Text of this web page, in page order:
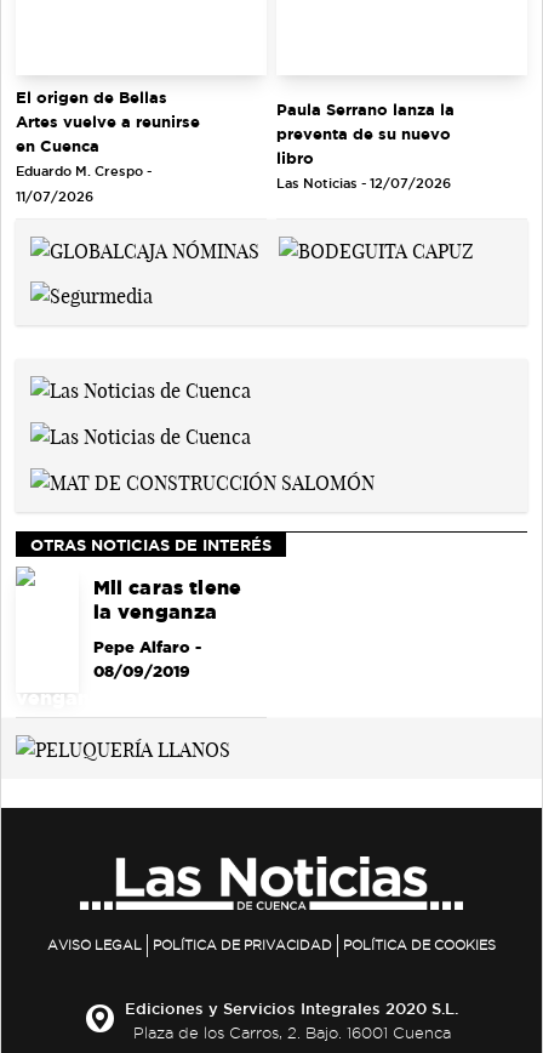
El origen de Bellas
Artes vuelve a reunirse
en Cuenca
Eduardo M. Crespo -
11/07/2026
Paula Serrano lanza la
preventa de su nuevo
libro
Las Noticias - 12/07/2026
OTRAS NOTICIAS DE INTERÉS
Mil caras tiene
la venganza
Pepe Alfaro-
08/09/2019
AVISO LEGAL POLÍTICA DE PRIVACIDAD POLÍTICA DE COOKIES
Ediciones y Servicios Integrales 2020 S.L.
Plaza de los Carros, 2. Bajo. 16001 Cuenca